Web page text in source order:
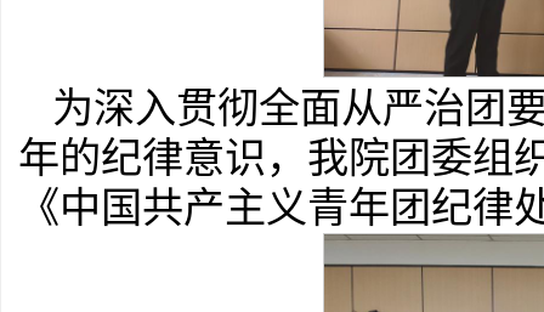
为深入贯彻全面从严治团
年的纪律意识，我院团委组
《中国共产主义青年团纪